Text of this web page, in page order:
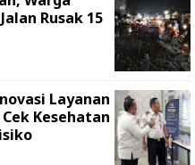
Rusak 15
Layanan
Kesehatan